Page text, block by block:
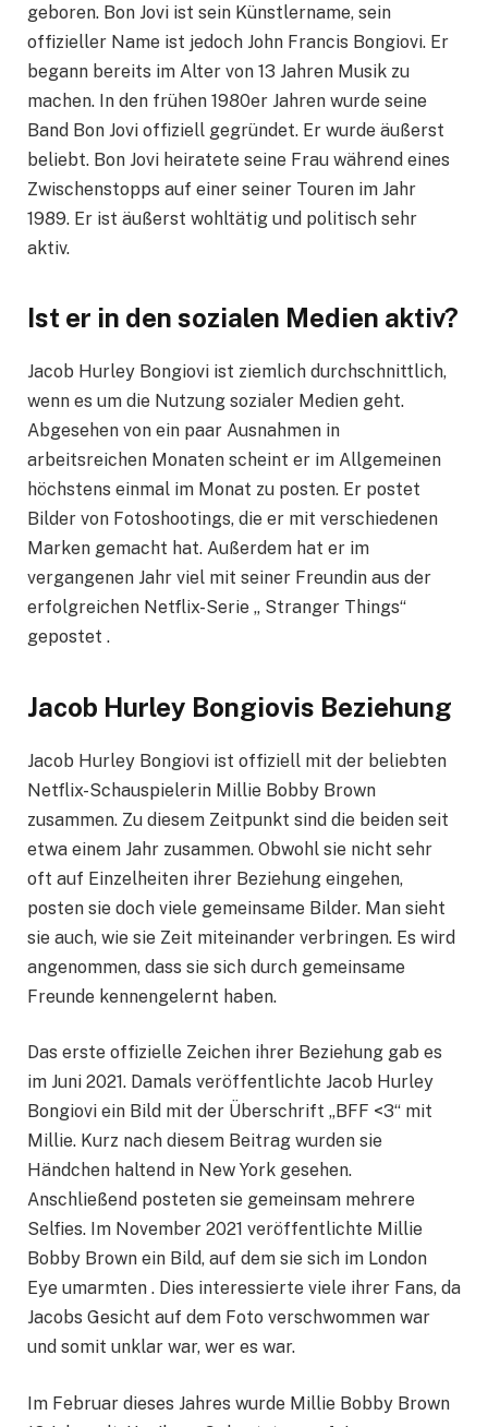
geboren. Bon Jovi ist sein Künstlername, sein
offizieller Name ist jedoch John Francis Bongiovi. Er
begann bereits im Alter von 13 Jahren Musik zu
machen. In den frühen 1980er Jahren wurde seine
Band Bon Jovi offiziell gegründet. Er wurde äußerst
beliebt. Bon Jovi heiratete seine Frau während eines
Zwischenstopps auf einer seiner Touren im Jahr
1989. Er ist äußerst wohltätig und politisch sehr
aktiv.
Ist er in den sozialen Medien aktiv?
Jacob Hurley Bongiovi ist ziemlich durchschnittlich,
wenn es um die Nutzung sozialer Medien geht.
Abgesehen von ein paar Ausnahmen in
arbeitsreichen Monaten scheint er im Allgemeinen
höchstens einmal im Monat zu posten. Er postet
Bilder von Fotoshootings, die er mit verschiedenen
Marken gemacht hat. Außerdem hat er im
vergangenen Jahr viel mit seiner Freundin aus der
erfolgreichen Netflix-Serie „ Stranger Things“
gepostet .
Jacob Hurley Bongiovis Beziehung
Jacob Hurley Bongiovi ist offiziell mit der beliebten
Netflix-Schauspielerin Millie Bobby Brown
zusammen. Zu diesem Zeitpunkt sind die beiden seit
etwa einem Jahr zusammen. Obwohl sie nicht sehr
oft auf Einzelheiten ihrer Beziehung eingehen,
posten sie doch viele gemeinsame Bilder. Man sieht
sie auch, wie sie Zeit miteinander verbringen. Es wird
angenommen, dass sie sich durch gemeinsame
Freunde kennengelernt haben.
Das erste offizielle Zeichen ihrer Beziehung gab es
im Juni 2021. Damals veröffentlichte Jacob Hurley
Bongiovi ein Bild mit der Überschrift „BFF <3“ mit
Millie. Kurz nach diesem Beitrag wurden sie
Händchen haltend in New York gesehen.
Anschließend posteten sie gemeinsam mehrere
Selfies. Im November 2021 veröffentlichte Millie
Bobby Brown ein Bild, auf dem sie sich im London
Eye umarmten . Dies interessierte viele ihrer Fans, da
Jacobs Gesicht auf dem Foto verschwommen war
und somit unklar war, wer es war.
Im Februar dieses Jahres wurde Millie Bobby Brown